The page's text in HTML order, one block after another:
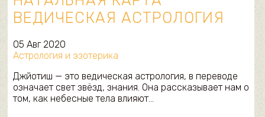
ВЕДИЧЕСКАЯ АСТРОЛОГИЯ
05 Авг 2020
Астрология и эзотерика
Джйотиш — это ведическая астрология, в переводе
означает свет звёзд, знания. Она рассказывает нам о
том, как небесные тела влияют…